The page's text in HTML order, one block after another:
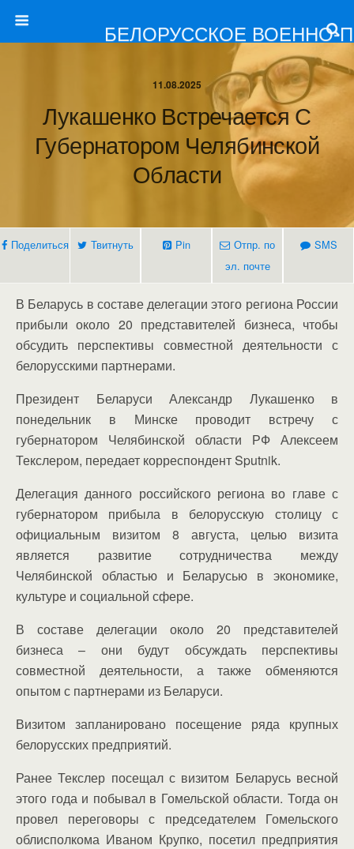
БЕЛОРУССКОЕ ВОЕННО-
11.08.2025
Лукашенко Встречается С
Губернатором Челябинской
Области
Поделиться Твитнуть Pin
Отпр. по
эл. почте
SMS
В Беларусь в составе делегации этого региона России
прибыли около 20 представителей бизнеса, чтобы
обсудить перспективы совместной деятельности с
белорусскими партнерами.
Президент Беларуси Александр Лукашенко в
понедельник в Минске проводит встречу с
губернатором Челябинской области РФ Алексеем
Текслером, передает корреспондент Sputnik.
Делегация данного российского региона во главе с
губернатором прибыла в белорусскую столицу с
официальным визитом 8 августа, целью визита
является развитие сотрудничества между
Челябинской областью и Беларусью в экономике,
культуре и социальной сфере.
В составе делегации около 20 представителей
бизнеса – они будут обсуждать перспективы
совместной деятельности, а также обменяются
опытом с партнерами из Беларуси.
Визитом запланировано посещение ряда крупных
белорусских предприятий.
Ранее Текслер посещал с визитом Беларусь весной
этого года и побывал в Гомельской области. Тогда он
провел переговоры с председателем Гомельского
облисполкома Иваном Крупко, посетил предприятия